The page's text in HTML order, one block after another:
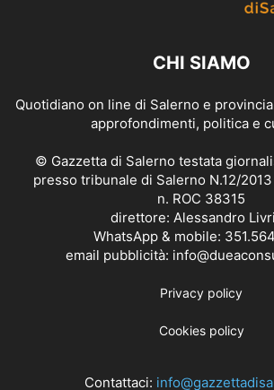
CHI SIAMO
Quotidiano on line di Salerno e
approfondimenti, politica e
© Gazzetta di Salerno testata
presso tribunale di Salerno N.12/
n. ROC 38315
direttore: Alessandro
WhatsApp & mobile:
email pubblicità:
Privacy policy
Cookies policy
Contattaci: